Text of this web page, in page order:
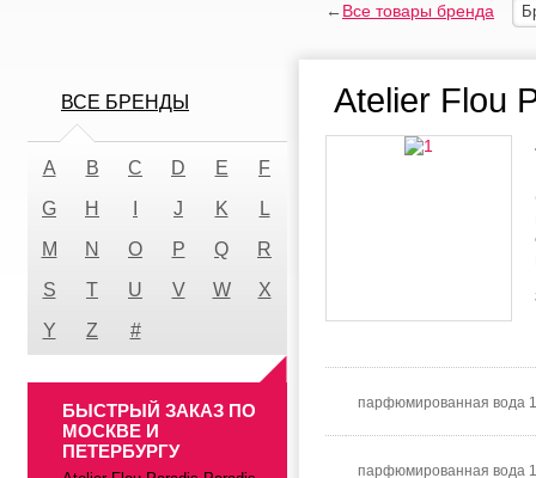
←Все товары бренда
Atelier Flou
парфюмированная вода
парфюмированная вода
ВСЕ БРЕНДЫ
A B C D E
F
G
H J K
L
M
N O P Q
R
S
T U V W
X
Y
Z #
БЫСТРЫЙ ЗАКАЗ ПО
МОСКВЕ И
ПЕТЕРБУРГУ